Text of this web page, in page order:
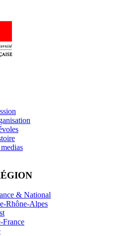
& National
Rhône-Alpes
France